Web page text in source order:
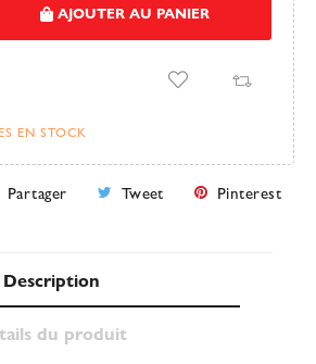
AJOUTER AU PANIER
EN STOCK
Partager Tweet Pinterest
Description
du produit